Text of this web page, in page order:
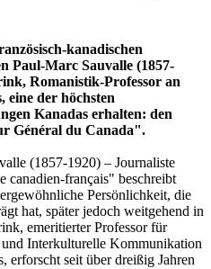
kanadischen
Paul-Marc Sauvalle (1857-
Romanistik-Professor an
eine der höchsten
Kanadas erhalten: den
Général du Canada".
(1857-1920) – Journaliste
canadien-français" beschreibt
Persönlichkeit, die
hat, später jedoch weitgehend in
emeritierter Professor für
Interkulturelle Kommunikation
erforscht seit über dreißig Jahren